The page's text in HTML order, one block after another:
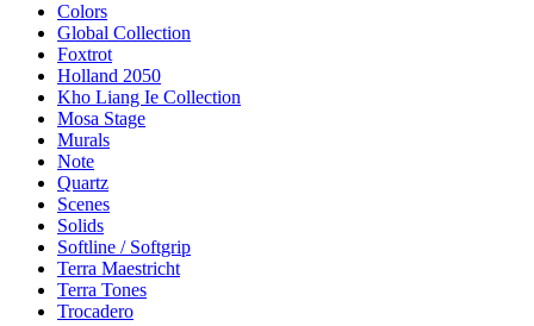
Colors
Global Collection
Foxtrot
Holland 2050
Kho Liang Ie Collection
Mosa Stage
Murals
Note
Quartz
Scenes
Solids
Softline / Softgrip
Terra Maestricht
Terra Tones
Trocadero